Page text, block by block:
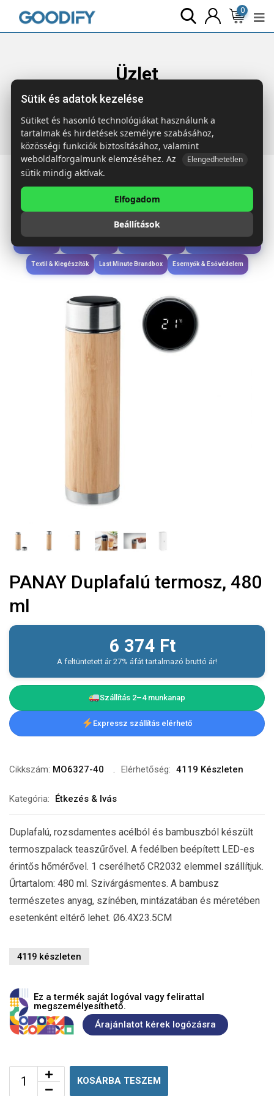
0
Üzlet
Főoldal Termékek Étkezés & Ivás
termosz, 480 ml
Étkezés & Ivás
Wellness & Ápolás
Textil & Kiegészítők Last Minute Brandbox Esernyők & Esővédelem
PANAY Duplafalú termosz, 480
ml
6 374 Ft
A feltüntetett ár 27% áfát tartalmazó bruttó ár!
Szállítás 2–4 munkanap
Expressz szállítás elérhető
Cikkszám: MO6327-40 Elérhetőség: 4119 Készleten
Kategória: Étkezés & Ivás
Duplafalú, rozsdamentes acélból és bambuszból készült
termoszpalack teaszűrővel. A fedélben beépített LED-es
érintős hőmérővel. 1 cserélhető CR2032 elemmel szállítjuk.
Űrtartalom: 480 ml. Szivárgásmentes. A bambusz
természetes anyag, színében, mintázatában és méretében
esetenként eltérő lehet. Ø6.4X23.5CM
4119 készleten
Ez a termék saját logóval vagy felirattal
megszemélyesíthető.
Árajánlatot kérek logózásra
KOSÁRBA TESZEM
Sütik és adatok kezelése
Sütiket és hasonló technológiákat használunk a
tartalmak és hirdetések személyre szabásához,
közösségi funkciók biztosításához, valamint
weboldalforgalmunk elemzéséhez. Az
Elengedhetetlen
sütik mindig aktívak.
Elfogadom
Beállítások